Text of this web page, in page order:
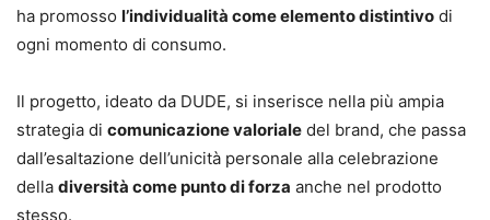
ha promosso l’individualità come elemento distintivo di
ogni momento di consumo.
Il progetto, ideato da DUDE, si inserisce nella più ampia
strategia di comunicazione valoriale del brand, che passa
dall’esaltazione dell’unicità personale alla celebrazione
della diversità come punto di forza anche nel prodotto
stesso.